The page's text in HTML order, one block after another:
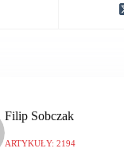
Filip Sobczak
ARTYKUŁY: 2194